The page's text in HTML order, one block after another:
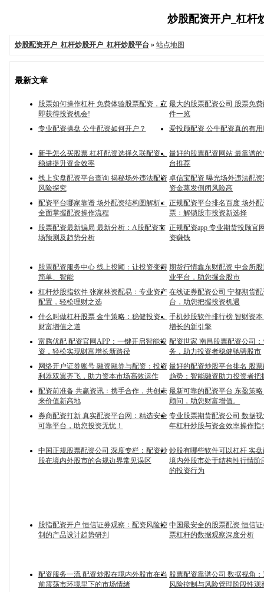
炒股配资开户_杠杆
炒股配资开户_杠杆炒股开户_杠杆炒股平台» 站点地图
最新文章
股票如何操作杠杆 免费体验股票配资，立
即获得投资机会!
最大的股票配资公司 股票免
件一览
专业配资操盘 公牛配资如何开户？
爱投顾配资 公牛配资真的有
新手怎么买股票 杠杆配资选择久联配资，
稳健提升资金效率
最好的股票配资网站 最靠谱
台推荐
线上实盘配资平台查询 揭秘场外违法配资
风险探究
卓信宝配资 曝光场外违法配
资金蒸发倒闭风险高
配资平台哪家靠谱 场外配资结构图解析：
全面掌握配资操作流程
正规配资平台排名百度 场外
票：解锁股市投资新选择
股票配资最新骗局 最新分析：A股配资市
场预测及趋势分析
正规配资app 专业期货投顾官
资赚钱
股票配资服务中心 线上投顾：让投资变得
简单、智能
期货行情鑫东财配资 中金所
业平台，助您掘金股市
杠杆炒股指软件 张家林资配易：专业资产
配置，轻松理财之选
在线证券配资公司 宁都期货
台，助您把握投资机遇
什么叫做杠杆股票 金牛策略：稳健投资，
财富增值之道
手机炒股软件排行榜 智财资
增长的新引擎
富腾优配 配资官网APP：一键开启智能投
资，轻松实现财富增长新路径
配资世家 南昌股票配资公司
务，助力投资者稳健驰骋股市
网络开户证券账号 融资融券与配资：投资
利器双翼齐飞，助力资本市场高效运作
最好的配资炒股平台排名 股
趋势：智能融资助力投资者把
配资前准备 共赢资讯：携手合作，共创未
来价值新高地
最新可靠的配资平台 东盈策
顾问，助您财富增值。
券商配资打新 真实配资平台网：精选安全
可靠平台，助您投资无忧！
专业股票期货配资公司 数据
年杠杆炒股与资金效率操作指
中国正规股票配资公司 深度专栏：配资炒
股在境内外股市的合规边界常见误区
炒股有哪些软件可以杠杆 实
境内外股市处于结构性行情阶
的投资行为
股指配资开户 恒信证券观察：配资风险控
制的产品设计趋势研判
中国最安全的股票配资 恒信
票杠杆的数据观察深度分析
配资服务一流 配资炒股在境内外股市在当
前震荡市环境里下的市场情绪
股票配资靠谱公司 数据视角
风险控制与风险管理阶段性观